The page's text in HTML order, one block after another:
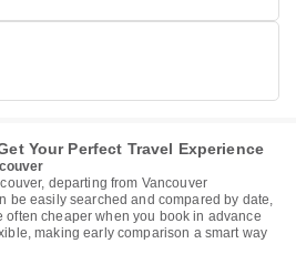
Your Perfect Travel Experience
departing from Vancouver
be easily searched and compared by date,
often cheaper when you book in advance
making early comparison a smart way